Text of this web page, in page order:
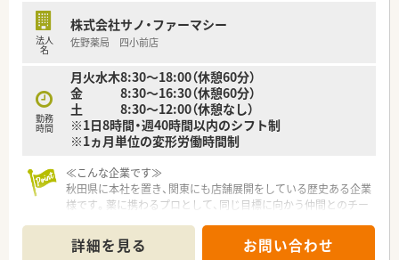
法人
名
株式会社サノ・ファーマシー
佐野薬局 四小前店
勤務
時間
月火水木8:30～18:00（休憩60分）
金 8:30～16:30（休憩60分）
土 8:30～12:00（休憩なし）
※1日8時間・週40時間以内のシフト制
※1ヵ月単位の変形労働時間制
≪こんな企業です≫
秋田県に本社を置き、関東にも店舗展開をしている歴史ある企業
様です。薬に携わるプロとして、同じ目標に向かう仲間とのチー
企業として薬剤師数をガイドラインに定められた人数以上にし、
しっかり監査が出来るようにしています。
詳細を見る お問い合わせ